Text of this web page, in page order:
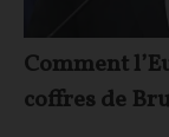
Comment
coffres de